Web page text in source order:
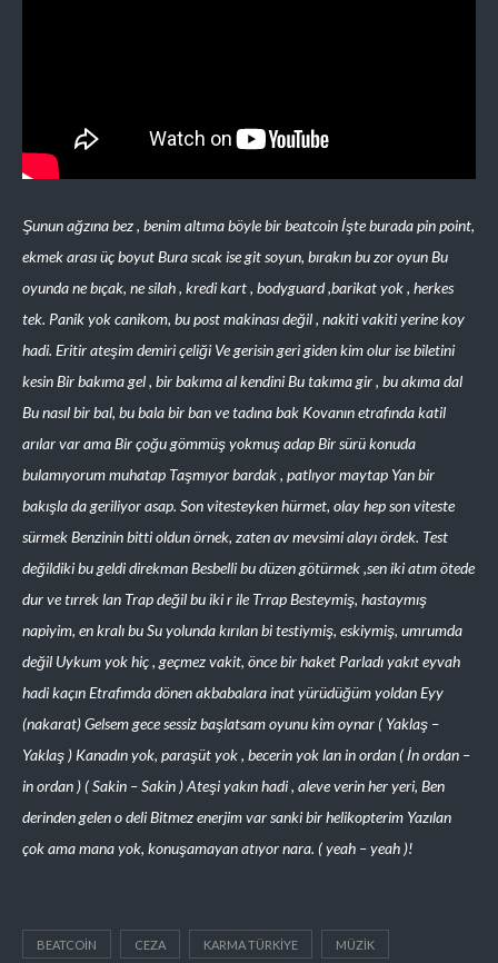
Şunun ağzına bez , benim altıma böyle bir beatcoin İşte burada pin point,
ekmek arası üç boyut Bura sıcak ise git soyun, bırakın bu zor oyun Bu
oyunda ne bıçak, ne silah , kredi kart , bodyguard ,barikat yok , herkes
tek. Panik yok canikom, bu post makinası değil , nakiti vakiti yerine koy
hadi. Eritir ateşim demiri çeliği Ve gerisin geri giden kim olur ise biletini
kesin Bir bakıma gel , bir bakıma al kendini Bu takıma gir , bu akıma dal
Bu nasıl bir bal, bu bala bir ban ve tadına bak Kovanın etrafında katil
arılar var ama Bir çoğu gömmüş yokmuş adap Bir sürü konuda
bulamıyorum muhatap Taşmıyor bardak , patlıyor maytap Yan bir
bakışla da geriliyor asap. Son vitesteyken hürmet, olay hep son viteste
sürmek Benzinin bitti oldun örnek, zaten av mevsimi alayı ördek. Test
değildiki bu geldi direkman Besbelli bu düzen götürmek ,sen iki atım ötede
dur ve tırrek lan Trap değil bu iki r ile Trrap Besteymiş, hastaymış
napiyim, en kralı bu Su yolunda kırılan bi testiymiş, eskiymiş, umrumda
değil Uykum yok hiç , geçmez vakit, önce bir haket Parladı yakıt eyvah
hadi kaçın Etrafımda dönen akbabalara inat yürüdüğüm yoldan Eyy
(nakarat) Gelsem gece sessiz başlatsam oyunu kim oynar ( Yaklaş –
Yaklaş ) Kanadın yok, paraşüt yok , becerin yok lan in ordan ( İn ordan –
in ordan ) ( Sakin – Sakin ) Ateşi yakın hadi , aleve verin her yeri, Ben
derinden gelen o deli Bitmez enerjim var sanki bir helikopterim Yazılan
çok ama mana yok, konuşamayan atıyor nara. ( yeah – yeah )!
BEATCOIN CEZA KARMA TÜRKIYE MÜZIK